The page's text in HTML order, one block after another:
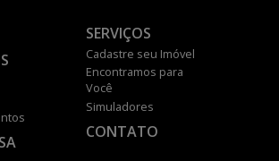
SERVIÇOS
Cadastre seu Imóvel
Encontramos para
Você
Simuladores
CONTATO